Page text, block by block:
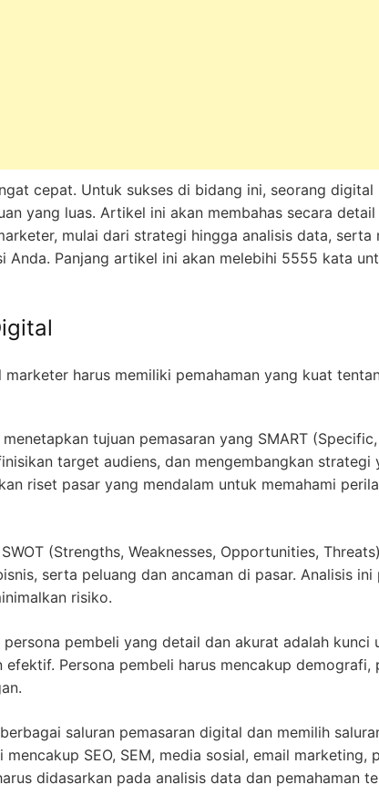
cepat. Untuk sukses di bidang ini, seorang digital
yang luas. Artikel ini akan membahas secara
mulai dari strategi hingga analisis data, serta
Panjang artikel ini akan melebihi 5555 kata
harus memiliki pemahaman yang kuat
tujuan pemasaran yang SMART
target audiens, dan mengembangkan strategi
riset pasar yang mendalam untuk memahami
(Strengths, Weaknesses, Opportunities,
serta peluang dan ancaman di pasar. Analisis
risiko.
persona pembeli yang detail dan akurat adalah kunci
Persona pembeli harus mencakup demografi,
saluran pemasaran digital dan memilih
SEO, SEM, media sosial, email marketing,
didasarkan pada analisis data dan pemahaman